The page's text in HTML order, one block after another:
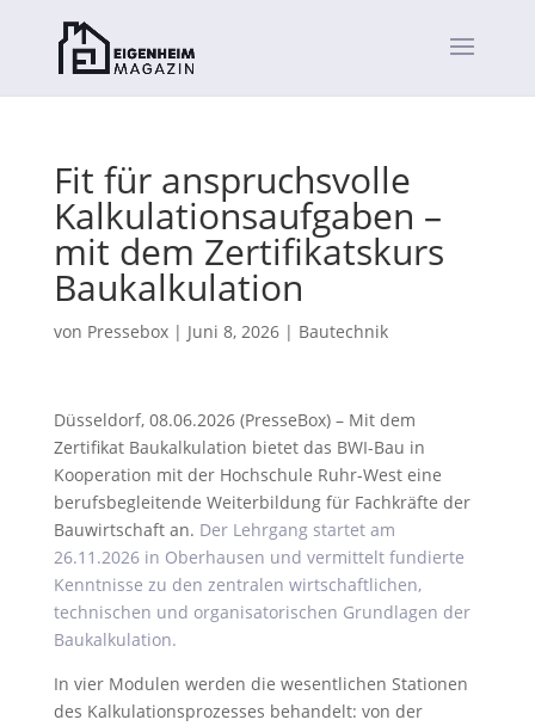
Fit für anspruchsvolle
Kalkulationsaufgaben –
mit dem Zertifikatskurs
Baukalkulation
von Pressebox| Juni 8, 2026| Bautechnik
Düsseldorf, 08.06.2026 (PresseBox) – Mit dem
Zertifikat Baukalkulation bietet das BWI-Bau in
Kooperation mit der Hochschule Ruhr-West eine
berufsbegleitende Weiterbildung für Fachkräfte der
Bauwirtschaft an. Der Lehrgang startet am
26.11.2026 in Oberhausen und vermittelt fundierte
Kenntnisse zu den zentralen wirtschaftlichen,
technischen und organisatorischen Grundlagen der
Baukalkulation.
In vier Modulen werden die wesentlichen Stationen
des Kalkulationsprozesses behandelt: von der